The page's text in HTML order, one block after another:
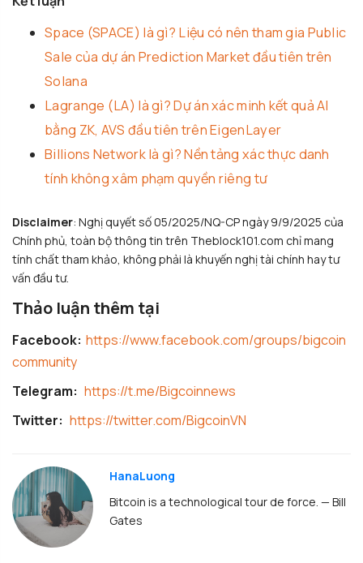
Space (SPACE) là gì? Liệu có nên tham gia Public
Sale của dự án Prediction Market đầu tiên trên
Solana
Lagrange (LA) là gì? Dự án xác minh kết quả AI
bằng ZK, AVS đầu tiên trên EigenLayer
Billions Network là gì? Nền tảng xác thực danh
tính không xâm phạm quyền riêng tư
Disclaimer: Nghị quyết số 05/2025/NQ-CP ngày 9/9/2025 của
Chính phủ, toàn bộ thông tin trên Theblock101.com chỉ mang
tính chất tham khảo, không phải là khuyến nghị tài chính hay tư
vấn đầu tư.
Thảo luận thêm tại
Facebook: https://www.facebook.com/groups/bigcoin
community
Telegram: https://t.me/Bigcoinnews
Twitter: https://twitter.com/BigcoinVN
HanaLuong
Bitcoin is a technological tour de force. — Bill
Gates